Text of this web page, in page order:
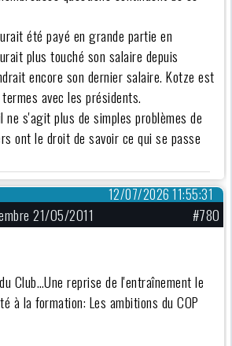
été payé en grande partie en
plus touché son salaire depuis
encore son dernier salaire. Kotze est
avec les présidents.
s'agit plus de simples problèmes de
ont le droit de savoir ce qui se passe
12/07/2026 11:55:31
21/05/2011
#780
Club…Une reprise de l'entraînement le
à la formation: Les ambitions du COP